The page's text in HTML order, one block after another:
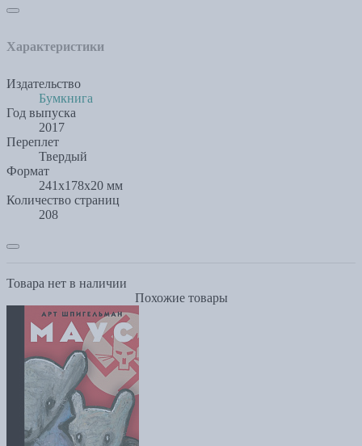
Характеристики
Издательство
Бумкнига
Год выпуска
2017
Переплет
Твердый
Формат
241x178x20 мм
Количество страниц
208
Товара нет в наличии
Похожие товары